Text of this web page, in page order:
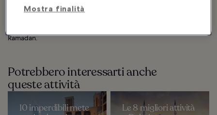
carne di pollo condita con un misto di spezie e verdure. Il piatto
Ramadan.
Potrebbero interessarti anche
queste attività
10 imperdibili mete
Le 8 migliori attività
Mostra finalità